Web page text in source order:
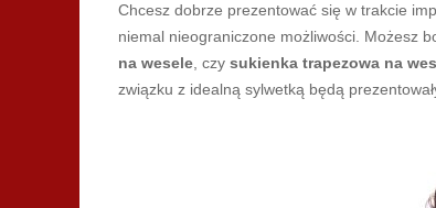
Chcesz dobrze prezentować się w trakcie
niemal nieograniczone możliwości. Możesz
na wesele , czy sukienka trapezowa na
związku z idealną sylwetką będą